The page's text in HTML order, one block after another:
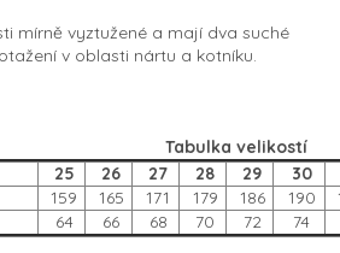
mírně vyztužené a mají dva suché
v oblasti nártu a kotníku.
Tabulka velikostí
25 26 27 28 29
30
159 165 171 179 186 190
64 66 68 70 72 74